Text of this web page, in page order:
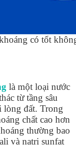
có tốt
là một loại nước
từ tầng sâu
lòng đất. Trong
chất cao hơn
thường bao
và natri sunfat